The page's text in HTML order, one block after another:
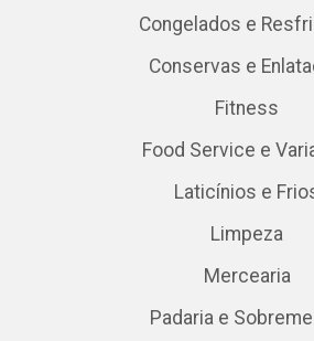
Congelados e
Conservas e
Fitness
Food Service e
Laticínios e
Limpeza
Mercearia
Padaria e